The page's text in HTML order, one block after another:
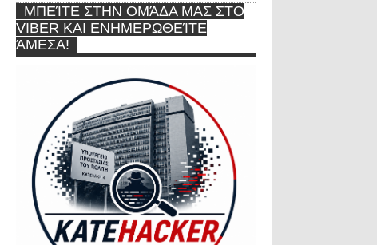
ΜΠΕΊΤΕ ΣΤΗΝ ΟΜΆΔΑ ΜΑΣ ΣΤΟ
VIBER ΚΑΙ ΕΝΗΜΕΡΩΘΕΊΤΕ
ΆΜΕΣΑ!